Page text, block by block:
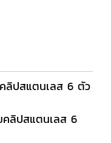
ลิปสแตนเลส 6 ตัว
ลิปสแตนเลส 6